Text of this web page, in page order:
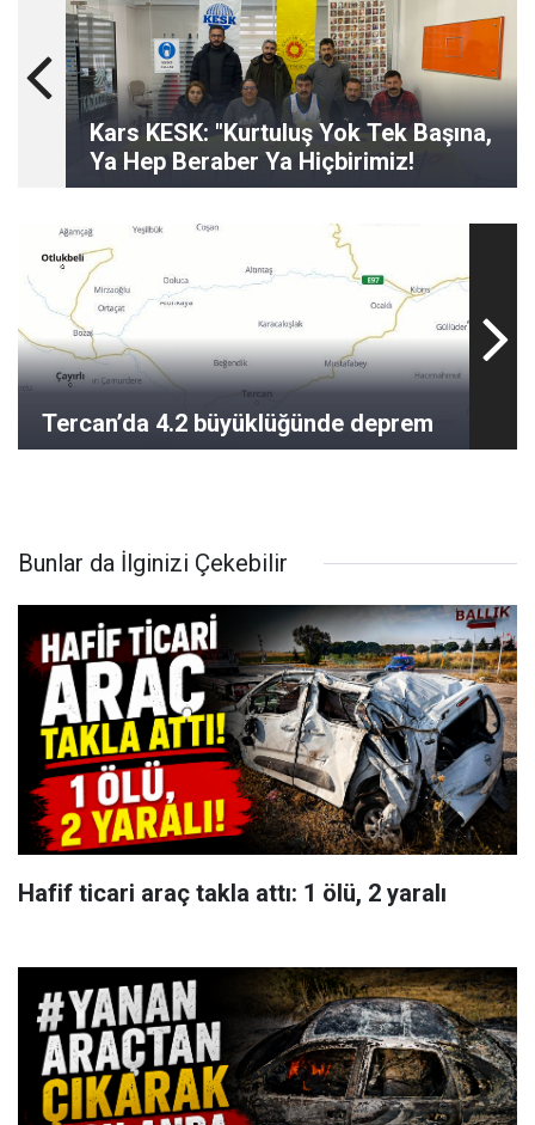
Kars KESK: "Kurtuluş Yok Tek Başına,
Ya Hep Beraber Ya Hiçbirimiz!
Tercan’da 4.2 büyüklüğünde deprem
Bunlar da İlginizi Çekebilir
Hafif ticari araç takla attı: 1 ölü, 2 yaralı